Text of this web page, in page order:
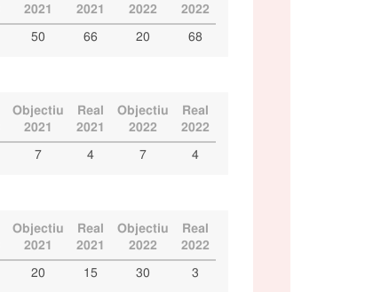
2021
2021
2022
2022
50 66 20 68
Objectiu
2021
Real
2021
Objectiu
2022
Real
2022
7 4 7 4
Objectiu
2021
Real
2021
Objectiu
2022
Real
2022
20 15 30 3